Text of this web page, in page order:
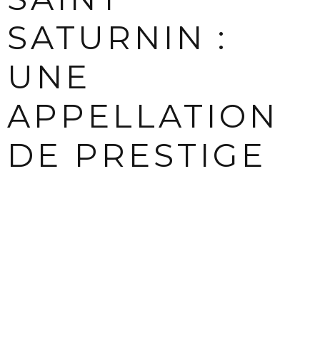
SATURNIN :
UNE
APPELLATION
DE PRESTIGE